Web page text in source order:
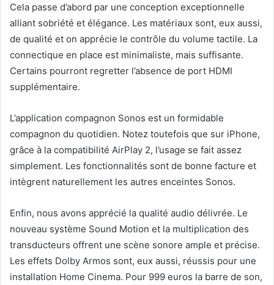
Cela passe d’abord par une conception exceptionnelle
alliant sobriété et élégance. Les matériaux sont, eux aussi,
de qualité et on apprécie le contrôle du volume tactile. La
connectique en place est minimaliste, mais suffisante.
Certains pourront regretter l’absence de port HDMI
supplémentaire.
L’application compagnon Sonos est un formidable
compagnon du quotidien. Notez toutefois que sur iPhone,
grâce à la compatibilité AirPlay 2, l’usage se fait assez
simplement. Les fonctionnalités sont de bonne facture et
intègrent naturellement les autres enceintes Sonos.
Enfin, nous avons apprécié la qualité audio délivrée. Le
nouveau système Sound Motion et la multiplication des
transducteurs offrent une scène sonore ample et précise.
Les effets Dolby Armos sont, eux aussi, réussis pour une
installation Home Cinema. Pour 999 euros la barre de son,